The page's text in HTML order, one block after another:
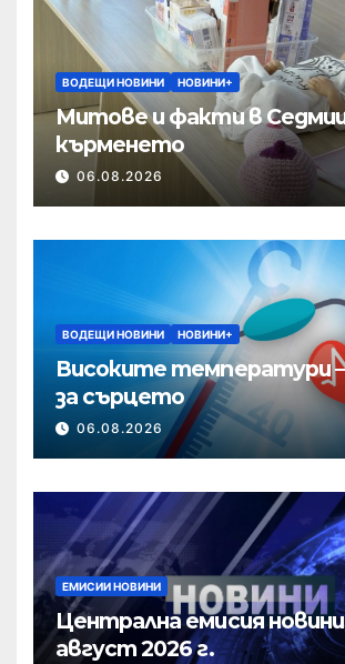
ВОДЕЩИ НОВИНИ НОВИНИ+
Митове и факти в
кърменето
06.08.2026
ВОДЕЩИ НОВИНИ НОВИНИ+
Високите температури –
за сърцето
06.08.2026
ЕМИСИИ НОВИНИ
Централна емисия
август 2026 г.